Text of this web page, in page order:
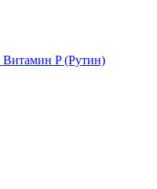
Витамин P (Рутин)